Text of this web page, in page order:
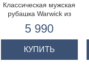
Классическая мужская
рубашка Warwick из
хлопка, фиолетовые
полоски на сиреневом
фоне, двойная
5 990
КУПИТЬ